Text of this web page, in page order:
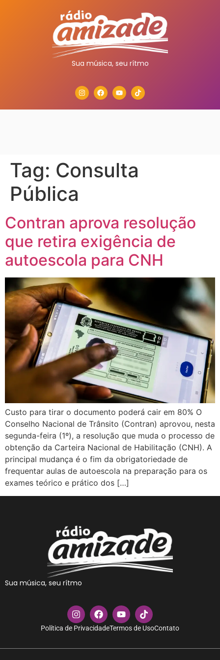
Sua música, seu rítmo
Tag: Consulta
Pública
Contran aprova resolução
que retira exigência de
autoescola para CNH
Custo para tirar o documento poderá cair em 80% O
Conselho Nacional de Trânsito (Contran) aprovou, nesta
segunda-feira (1º), a resolução que muda o processo de
obtenção da Carteira Nacional de Habilitação (CNH). A
principal mudança é o fim da obrigatoriedade de
frequentar aulas de autoescola na preparação para os
exames teórico e prático dos […]
Sua música, seu rítmo
Política de PrivacidadeTermos de UsoContato